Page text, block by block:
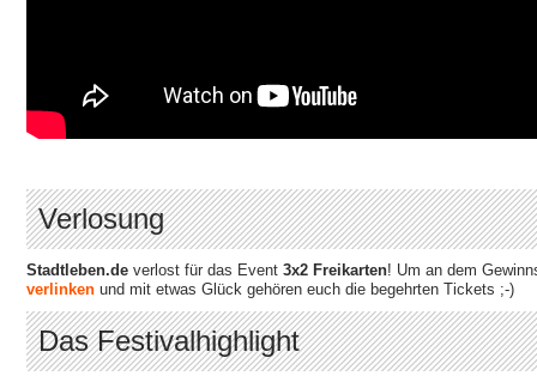
Verlosung
Stadtleben.de verlost für das Event 3x2 Freikarten! Um an dem
verlinken und mit etwas Glück gehören euch die begehrten Tickets ;-)
Das Festivalhighlight